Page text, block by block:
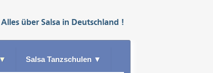
Alles über Salsa in Deutschland !
▼ Salsa Tanzschulen ▼